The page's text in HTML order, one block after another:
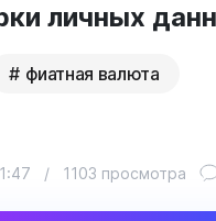
личных
фиатная валюта
/ 1103 просмотра